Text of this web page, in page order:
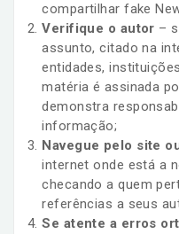
compartilhar fake
Verifique o autor –
assunto, citado na
entidades,
matéria é assinada
demonstra
informação;
Navegue pelo site
internet onde está a
checando a quem
referências a seus
Se atente a erros